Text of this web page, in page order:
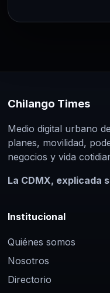
Chilango Times
Medio digital urbano
planes, movilidad,
negocios y vida
La CDMX, explicada
Institucional
Quiénes somos
Nosotros
Directorio